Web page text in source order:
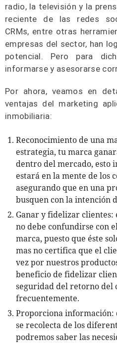
radio, la televisión y la
reciente de las redes
CRMs, entre otras
empresas del sector, han
potencial. Pero para
informarse y asesorarse
Por ahora, veamos en
ventajas del marketing
inmobiliaria:
Reconocimiento de una
estrategia, tu marca
dentro del mercado, esto
estará en la mente de los
asegurando que en una
busquen con la intención
Ganar y fidelizar clientes:
no debe confundirse con
marca, puesto que éste
mas no certifica que el
vez por nuestros
beneficio de fidelizar
seguridad del retorno del
frecuentemente.
Proporciona información:
se recolecta de los
podremos saber las